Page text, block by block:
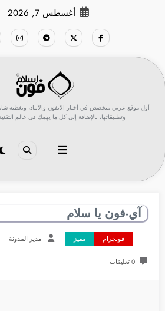
أغسطس 7, 2026
أول موقع عربي متخصص في أخبار الآيفون والآيباد، وتغطية
وتطبيقاتها، بالإضافة إلى كل ما يهمك في عالم
آي-فون يا سلام
فونجرام مميز مدير المدونة
0 تعليقات